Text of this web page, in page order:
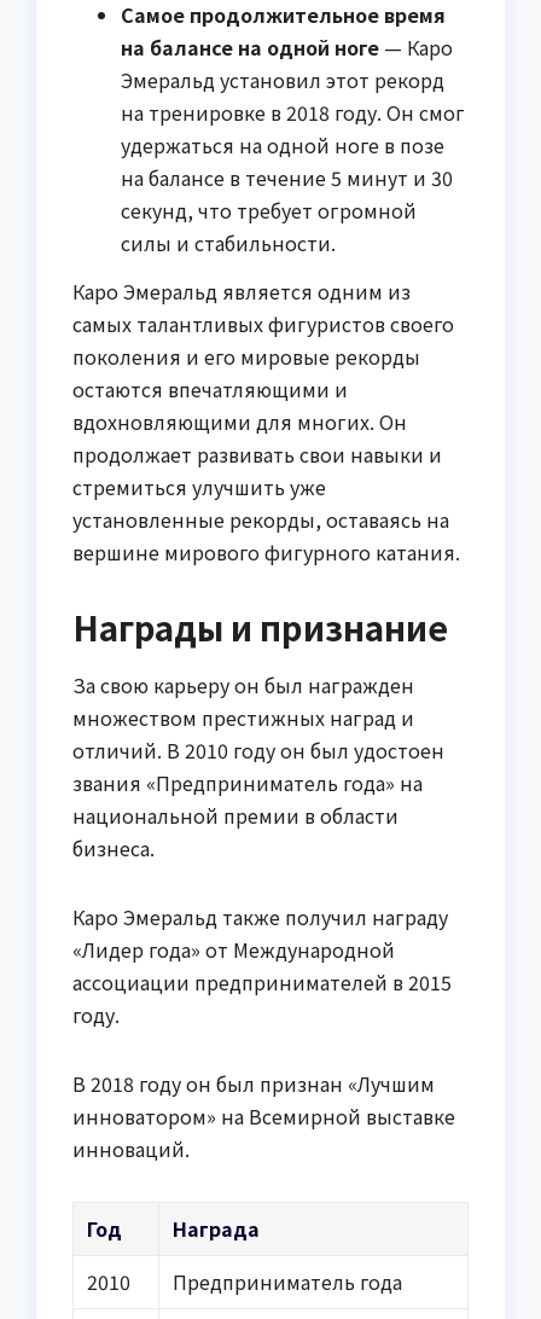
Самое продолжительное время
на балансе на одной ноге — Каро
Эмеральд установил этот рекорд
на тренировке в 2018 году. Он смог
удержаться на одной ноге в позе
на балансе в течение 5 минут и 30
секунд, что требует огромной
силы и стабильности.
Каро Эмеральд является одним из
самых талантливых фигуристов своего
поколения и его мировые рекорды
остаются впечатляющими и
вдохновляющими для многих. Он
продолжает развивать свои навыки и
стремиться улучшить уже
установленные рекорды, оставаясь на
вершине мирового фигурного катания.
Награды и признание
За свою карьеру он был награжден
множеством престижных наград и
отличий. В 2010 году он был удостоен
звания «Предприниматель года» на
национальной премии в области
бизнеса.
Каро Эмеральд также получил награду
«Лидер года» от Международной
ассоциации предпринимателей в 2015
году.
В 2018 году он был признан «Лучшим
инноватором» на Всемирной выставке
инноваций.
Год
Награда
2010
Предприниматель года